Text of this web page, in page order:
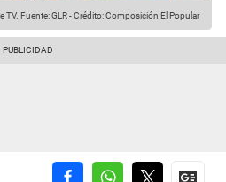
TV. Fuente: GLR-Crédito: Composición El Popular